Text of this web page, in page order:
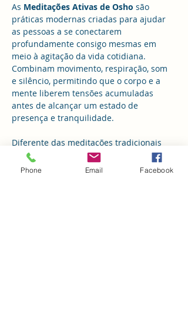
As Meditações Ativas de Osho são
práticas modernas criadas para ajudar
as pessoas a se conectarem
profundamente consigo mesmas em
meio à agitação da vida cotidiana.
Combinam movimento, respiração, som
e silêncio, permitindo que o corpo e a
mente liberem tensões acumuladas
antes de alcançar um estado de
presença e tranquilidade.
Diferente das meditações tradicionais
que focam apenas na imobilidade, essas
técnicas promovem uma jornada
Phone Email Facebook